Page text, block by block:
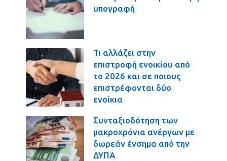
υπογραφή
Τι αλλάζει στην
επιστροφή ενοικίου από
το 2026 και σε ποιους
επιστρέφονται δύο
ενοίκια
Συνταξιοδότηση των
μακροχρόνια ανέργων με
δωρεάν ένσημα από την
ΔΥΠΑ